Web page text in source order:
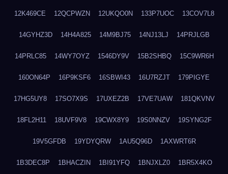
12K469CE 12QCPWZN 12UKQO0N 133P7UOC 13COV7L8
14GYHZ3D 14H4A825 14M9BJ75 14NJ13LJ 14PRJLGB
14PRLC85 14WY7OYZ 1546DY9V 15B2SHBQ 15C9WR6H
160ON64P 16P9KSF6 16SBWI43 16U7RZJT 179PIGYE
17HG5UY8 17SO7X9S 17UXEZ2B 17VE7UAW 181QKVNV
18FL2H11 18UVF9V8 19CWX8Y9 19S0NNZV 19SYNG2F
19V5GFDB 19YDYQRW 1AU5Q96D 1AXWRT6R
1B3DEC8P 1BHACZIN 1BI91YFQ 1BNJXLZ0 1BR5X4KO